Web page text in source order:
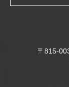
〒815-